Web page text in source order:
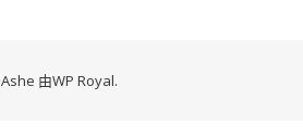
Ashe 由WP Royal.